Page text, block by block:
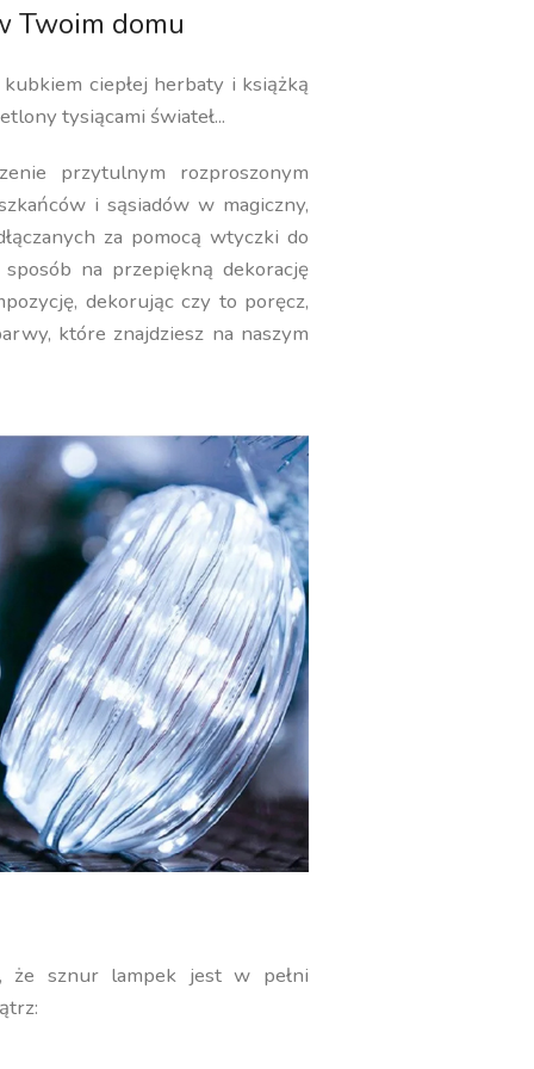
Twoim domu
ciepłej herbaty i książką
tysiącami świateł...
przytulnym rozproszonym
i sąsiadów w magiczny,
za pomocą wtyczki do
na przepiękną dekorację
dekorując czy to poręcz,
które znajdziesz na naszym
że sznur lampek jest w pełni